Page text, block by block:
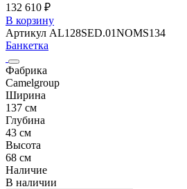
132 610 ₽
В корзину
Артикул AL128SED.01NOMS134
Банкетка
Фабрика
Camelgroup
Ширина
137 см
Глубина
43 см
Высота
68 см
Наличие
В наличии